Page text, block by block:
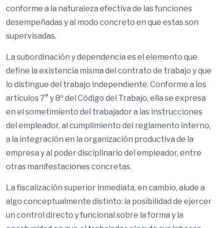
conforme a la naturaleza efectiva de las funciones
desempeñadas y al modo concreto en que estas son
supervisadas.
La subordinación y dependencia es el elemento que
define la existencia misma del contrato de trabajo y que
lo distingue del trabajo independiente. Conforme a los
artículos 7° y 8º del Código del Trabajo, ella se expresa
en el sometimiento del trabajador a las instrucciones
del empleador, al cumplimiento del reglamento interno,
a la integración en la organización productiva de la
empresa y al poder disciplinario del empleador, entre
otras manifestaciones concretas.
La fiscalización superior inmediata, en cambio, alude a
algo conceptualmente distinto: la posibilidad de ejercer
un control directo y funcional sobre la forma y la